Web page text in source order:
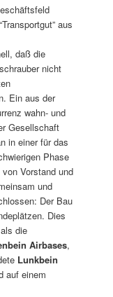
aus
daß die
nicht
Ein aus der
wahn- und
Gesellschaft
in einer für das
Phase
Vorstand und
und
Der Bau
Dies
die
Airbases,
Lunkbein
auf einem